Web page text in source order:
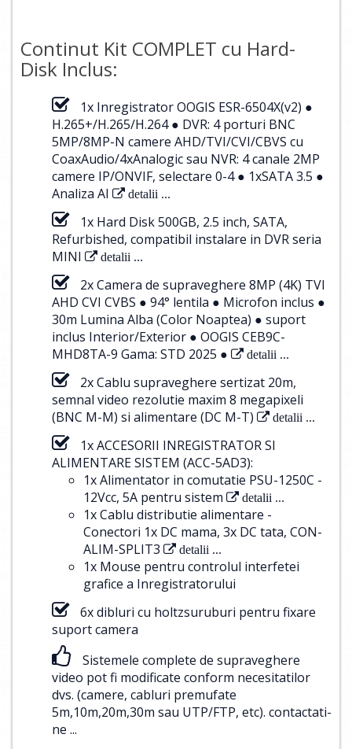
Continut Kit COMPLET cu Hard-
Disk Inclus:
1x Inregistrator OOGIS ESR-6504X(v2) ●
H.265+/H.265/H.264 ● DVR: 4 porturi BNC
5MP/8MP-N camere AHD/TVI/CVI/CBVS cu
CoaxAudio/4xAnalogic sau NVR: 4 canale 2MP
camere IP/ONVIF, selectare 0-4 ● 1xSATA 3.5 ●
Analiza AI
detalii ...
1x Hard Disk 500GB, 2.5 inch, SATA,
Refurbished, compatibil instalare in DVR seria
MINI
detalii ...
2x Camera de supraveghere 8MP (4K) TVI
AHD CVI CVBS ● 94° lentila ● Microfon inclus ●
30m Lumina Alba (Color Noaptea) ● suport
inclus Interior/Exterior ● OOGIS CEB9C-
MHD8TA-9 Gama: STD 2025 ●
detalii ...
2x Cablu supraveghere sertizat 20m,
semnal video rezolutie maxim 8 megapixeli
(BNC M-M) si alimentare (DC M-T)
detalii ...
1x ACCESORII INREGISTRATOR SI
ALIMENTARE SISTEM (ACC-5AD3):
1x Alimentator in comutatie PSU-1250C -
12Vcc, 5A pentru sistem
detalii ...
1x Cablu distributie alimentare -
Conectori 1x DC mama, 3x DC tata, CON-
ALIM-SPLIT3
detalii ...
1x Mouse pentru controlul interfetei
grafice a Inregistratorului
6x dibluri cu holtzsuruburi pentru fixare
suport camera
Sistemele complete de supraveghere
video pot fi modificate conform necesitatilor
dvs. (camere, cabluri premufate
5m,10m,20m,30m sau UTP/FTP, etc). contactati-
ne ...